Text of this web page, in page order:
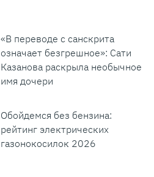
«В переводе с санскрита
означает безгрешное»: Сати
Казанова раскрыла необычное
имя дочери
Обойдемся без бензина:
рейтинг электрических
газонокосилок 2026